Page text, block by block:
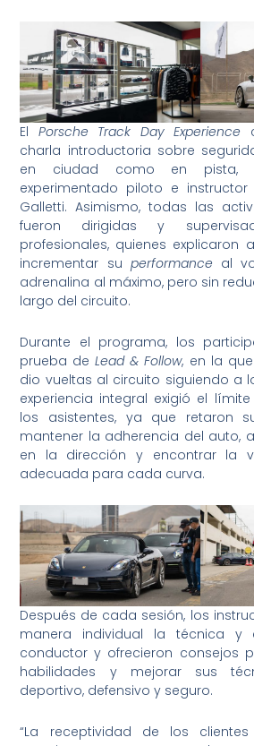
El Porsche Track Day Experience
charla introductoria sobre
en ciudad como en pista,
experimentado piloto e instructor
Galletti. Asimismo, todas las
fueron dirigidas y
profesionales, quienes explicaron
incrementar su performance al
adrenalina al máximo, pero sin
largo del circuito.
Durante el programa, los
prueba deLead & Follow, en la
dio vueltas al circuito siguiendo a
experiencia integral exigió el
los asistentes, ya que retaron
mantener la adherencia del auto,
en la dirección y encontrar la
adecuada para cada curva.
Después de cada sesión, los
manera individual la técnica
conductor y ofrecieron consejos
habilidades y mejorar sus
deportivo, defensivo y seguro.
“La receptividad de los